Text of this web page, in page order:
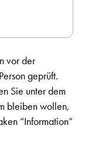
vor der
geprüft.
Sie unter dem
bleiben wollen,
“Information”